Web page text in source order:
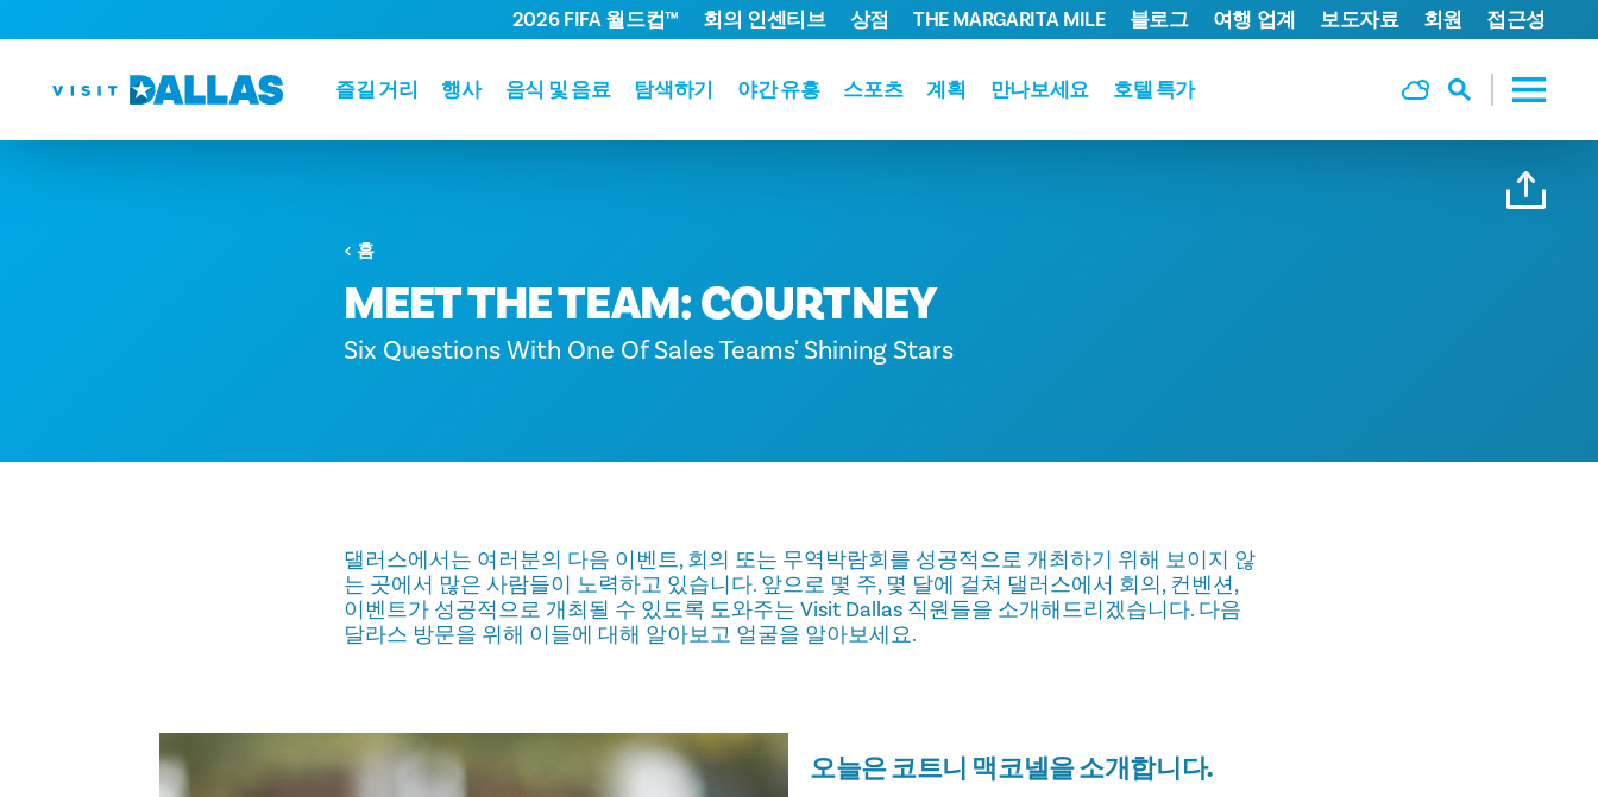
본문으로 건너뛰기
즐길 거리 행사 음식 및 음료 탐색하기 야간 유흥 스포츠 계획 만나보세요 호텔 특가
2026 FIFA 월드컵™ 회의 인센티브 상점 THE MARGARITA MILE 블로그 여행 업계 보도자료 회원 접근성
홈
MEET THE TEAM: COURTNEY
Six Questions With One Of Sales Teams' Shining Stars
댈러스에서는 여러분의 다음 이벤트, 회의 또는 무역박람회를 성공적으로 개최하기 위해 보이지 않
는 곳에서 많은 사람들이 노력하고 있습니다. 앞으로 몇 주, 몇 달에 걸쳐 댈러스에서 회의, 컨벤션,
이벤트가 성공적으로 개최될 수 있도록 도와주는 Visit Dallas 직원들을 소개해드리겠습니다. 다음
달라스 방문을 위해 이들에 대해 알아보고 얼굴을 알아보세요.
오늘은 코트니 맥코넬을 소개합니다.